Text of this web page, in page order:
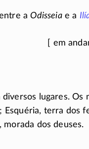
entre aOdisseiae a
diversos lugares.
Esquéria, terra dos
dos deuses.